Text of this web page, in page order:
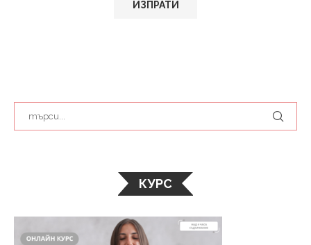
КУРС